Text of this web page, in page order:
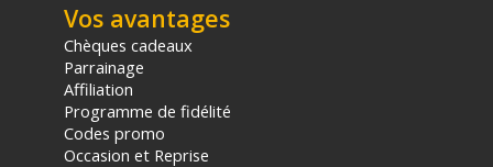
Vos avantages
Chèques cadeaux
Parrainage
Affiliation
Programme de fidélité
Codes promo
Occasion et Reprise